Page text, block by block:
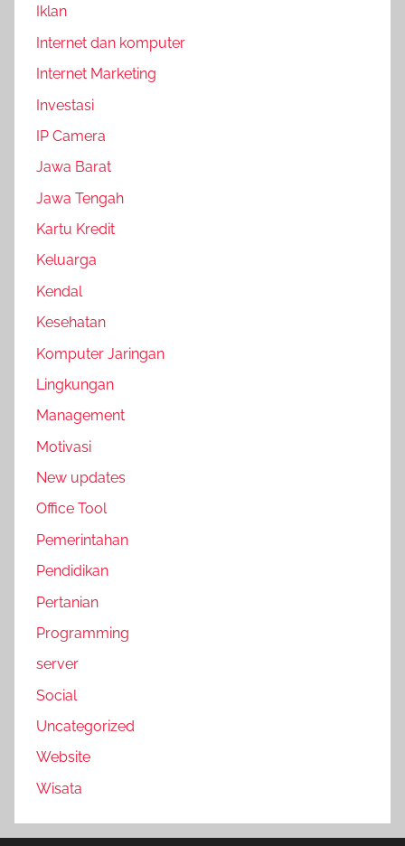
Iklan
Internet dan komputer
Internet Marketing
Investasi
IP Camera
Jawa Barat
Jawa Tengah
Kartu Kredit
Keluarga
Kendal
Kesehatan
Komputer Jaringan
Lingkungan
Management
Motivasi
New updates
Office Tool
Pemerintahan
Pendidikan
Pertanian
Programming
server
Social
Uncategorized
Website
Wisata